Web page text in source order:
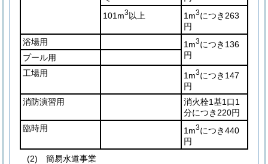
101m3以上 1m3につき263
円
浴場用
1m3につき136
円
プール用
工場用
1m3につき147
円
消防演習用
消火栓1基1口1
分につき220円
臨時用
1m3につき440
円
(2)
簡易水道事業